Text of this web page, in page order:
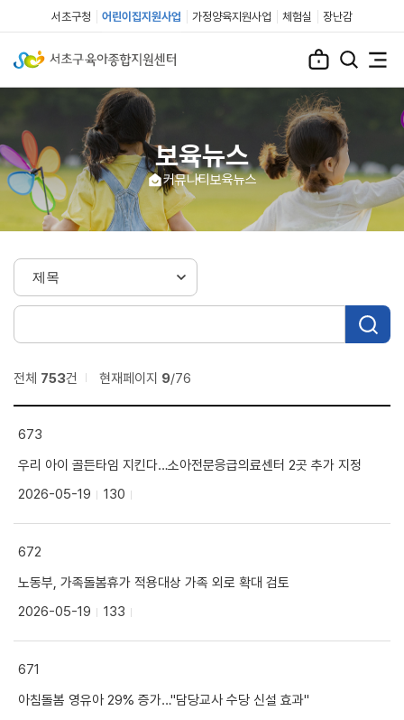
서초구청 어린이집지원사업 가정양육지원사업 체험실 장난감
보육뉴스
커뮤니티보육뉴스
전체 753건 현재페이지 9/76
673
우리 아이 골든타임 지킨다…소아전문응급의료센터 2곳 추가 지정
2026-05-19
130
672
노동부, 가족돌봄휴가 적용대상 가족 외로 확대 검토
2026-05-19
133
671
아침돌봄 영유아 29% 증가…"담당교사 수당 신설 효과"